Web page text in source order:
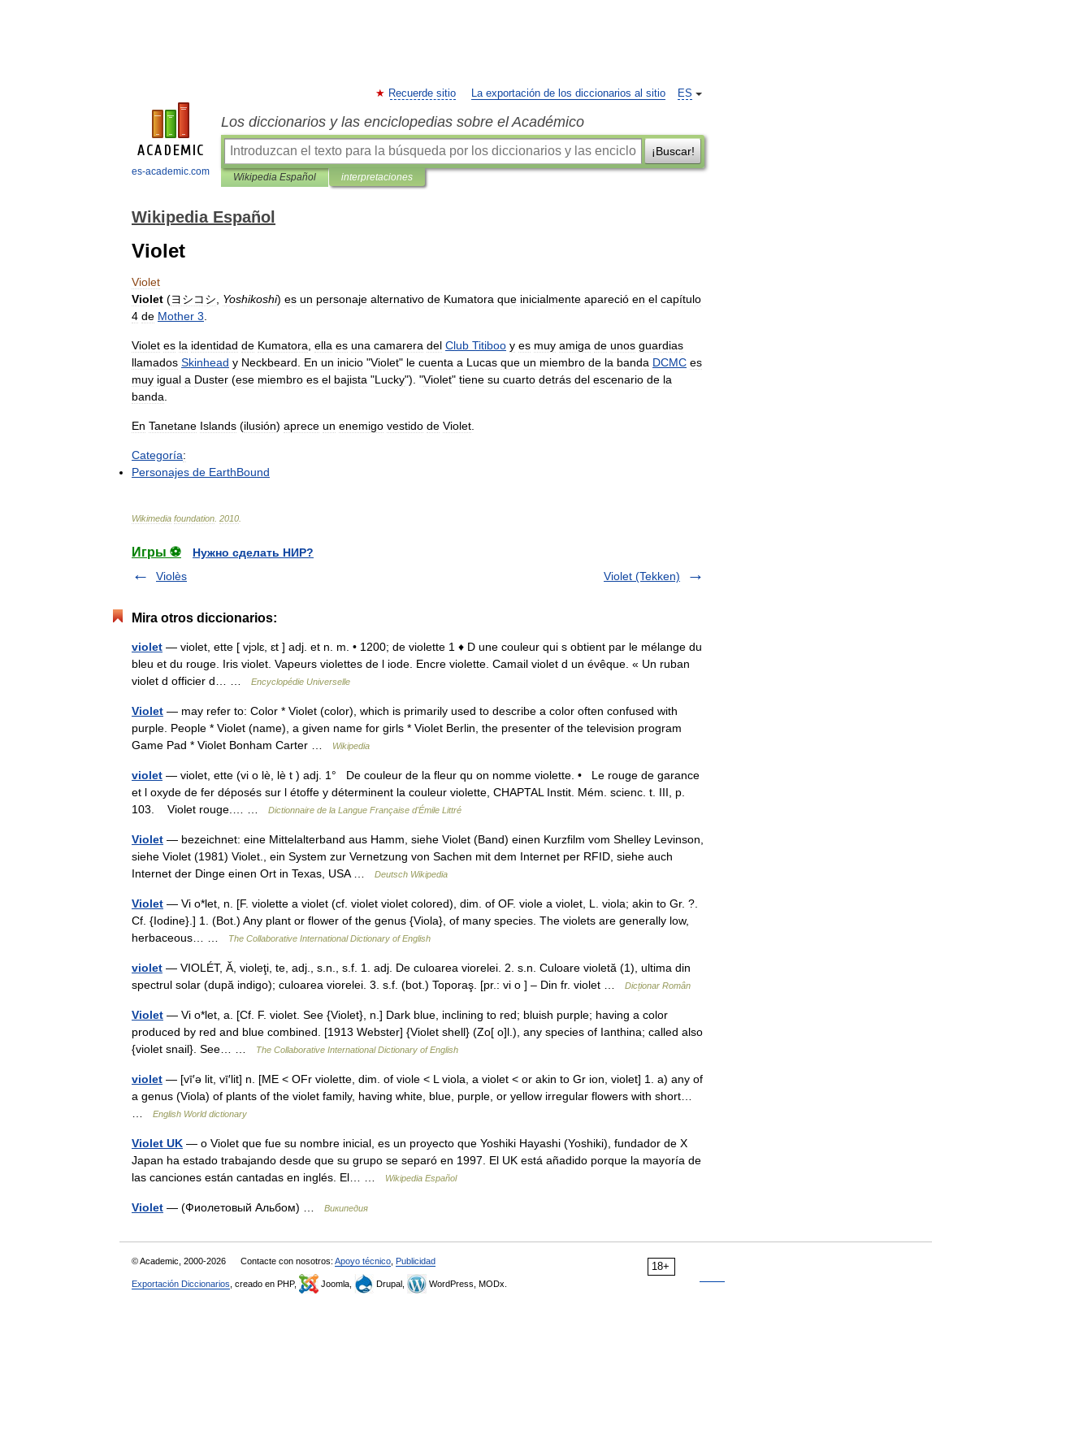
es-academic.com
ES
Recuerde sitio La exportación de los diccionarios al sitio
Los diccionarios y las enciclopedias sobre el Académico
¡Buscar!
Wikipedia Español interpretaciones
Wikipedia Español
Violet
Violet
Violet (ヨシコシ Yoshikoshi) es un personaje alternativo de Kumatora que inicialmente apareció en el capítulo
4 de Mother 3
Violet es la identidad de Kumatora ella es una camarera del Club Titiboo y es muy amiga de unos guardias
llamados Skinhead y Neckbeard En un inicio "Violet" le cuenta a Lucas que un miembro de la banda DCMC es
muy igual a Duster (ese miembro es el bajista "Lucky"). "Violet" tiene su cuarto detrás del escenario de la
banda
En Tanetane Islands (ilusión) aprece un enemigo vestido de Violet
Categoría:
Personajes de EarthBound
Wikimedia foundation 2010
Игры ⚽
Нужно сделать НИР?
Violès
Violet (Tekken)
Mira otros diccionarios:
violet — violet, ette [ vjɔlɛ, ɛt ] adj. et n. m. • 1200; de violette 1 ♦ D une couleur qui s obtient par le mélange du
bleu et du rouge. Iris violet. Vapeurs violettes de l iode. Encre violette. Camail violet d un évêque. « Un ruban
violet d officier d… …
Encyclopédie Universelle
Violet — may refer to: Color * Violet (color), which is primarily used to describe a color often confused with
purple. People * Violet (name), a given name for girls * Violet Berlin, the presenter of the television program
Game Pad * Violet Bonham Carter …
Wikipedia
violet — violet, ette (vi o lè, lè t ) adj. 1° De couleur de la fleur qu on nomme violette. • Le rouge de garance
et l oxyde de fer déposés sur l étoffe y déterminent la couleur violette, CHAPTAL Instit. Mém. scienc. t. III, p.
103. Violet rouge.… …
Dictionnaire de la Langue Française d'Émile Littré
Violet — bezeichnet: eine Mittelalterband aus Hamm, siehe Violet (Band) einen Kurzfilm vom Shelley Levinson,
siehe Violet (1981) Violet., ein System zur Vernetzung von Sachen mit dem Internet per RFID, siehe auch
Internet der Dinge einen Ort in Texas, USA …
Deutsch Wikipedia
Violet — Vi o*let, n. [F. violette a violet (cf. violet violet colored), dim. of OF. viole a violet, L. viola; akin to Gr. ?.
Cf. {Iodine}.] 1. (Bot.) Any plant or flower of the genus {Viola}, of many species. The violets are generally low,
herbaceous… …
The Collaborative International Dictionary of English
violet — VIOLÉT, Ă, violeţi, te, adj., s.n., s.f. 1. adj. De culoarea viorelei. 2. s.n. Culoare violetă (1), ultima din
spectrul solar (după indigo); culoarea viorelei. 3. s.f. (bot.) Toporaş. [pr.: vi o ] – Din fr. violet …
Dicționar Român
Violet — Vi o*let, a. [Cf. F. violet. See {Violet}, n.] Dark blue, inclining to red; bluish purple; having a color
produced by red and blue combined. [1913 Webster] {Violet shell} (Zo[ o]l.), any species of Ianthina; called also
{violet snail}. See… …
The Collaborative International Dictionary of English
violet — [vī′ə lit, vī′lit] n. [ME < OFr violette, dim. of viole < L viola, a violet < or akin to Gr ion, violet] 1. a) any of
a genus (Viola) of plants of the violet family, having white, blue, purple, or yellow irregular flowers with short…
English World dictionary
Violet UK — o Violet que fue su nombre inicial, es un proyecto que Yoshiki Hayashi (Yoshiki), fundador de X
Japan ha estado trabajando desde que su grupo se separó en 1997. El UK está añadido porque la mayoría de
las canciones están cantadas en inglés. El… …
Wikipedia Español
Violet — (Фиолетовый Альбом) … Википедия
18+
© Academic, 2000-2026 Contacte con nosotros: Apoyo técnico Publicidad
Exportación Diccionarios , creado en PHP, Joomla, Drupal, WordPress, MODx.